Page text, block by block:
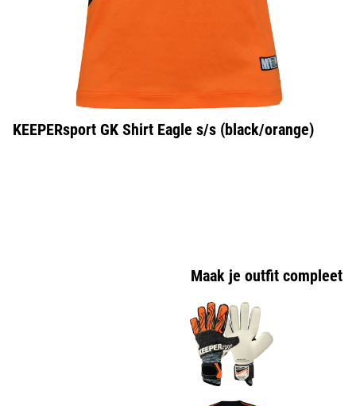
KEEPERsport GK Shirt Eagle s/s (black/orange)
Maak je outfit compleet